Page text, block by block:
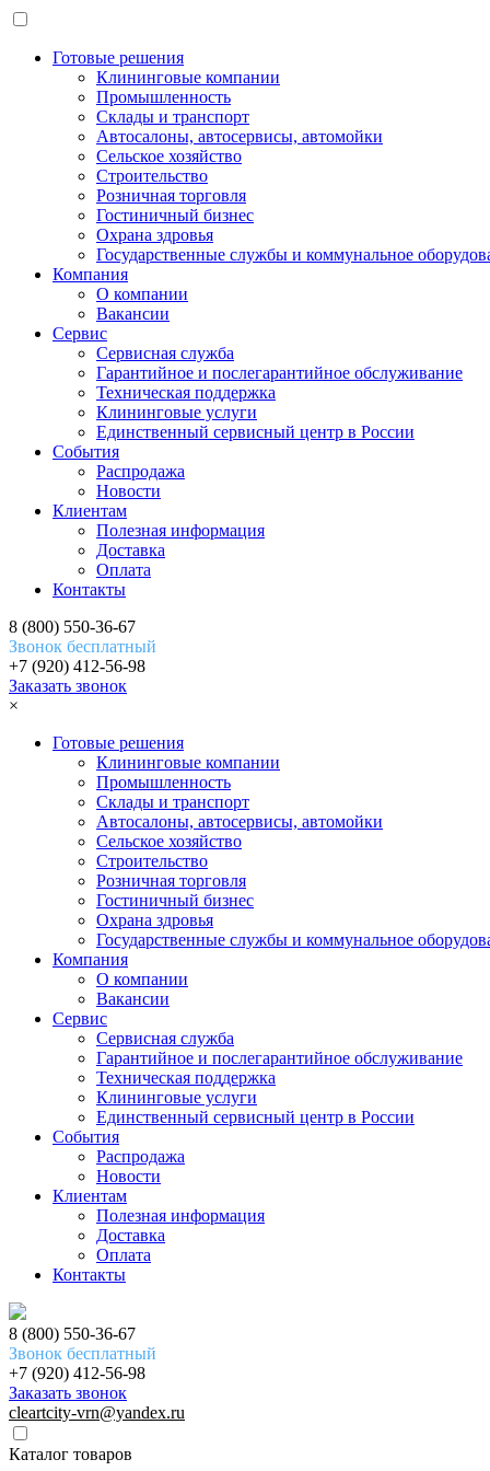
Готовые решения
Клининговые компании
Промышленность
Склады и транспорт
Автосалоны, автосервисы, автомойки
Сельское хозяйство
Строительство
Розничная торговля
Гостиничный бизнес
Охрана здровья
Государственные службы и коммунальное
Компания
О компании
Вакансии
Сервис
Сервисная служба
Гарантийное и послегарантийное обслуживание
Техническая поддержка
Клининговые услуги
Единственный сервисный центр в России
События
Распродажа
Новости
Клиентам
Полезная информация
Доставка
Оплата
Контакты
8 (800) 550-36-67
Звонок бесплатный
+7 (920) 412-56-98
Заказать звонок
×
Готовые решения
Клининговые компании
Промышленность
Склады и транспорт
Автосалоны, автосервисы, автомойки
Сельское хозяйство
Строительство
Розничная торговля
Гостиничный бизнес
Охрана здровья
Государственные службы и коммунальное
Компания
О компании
Вакансии
Сервис
Сервисная служба
Гарантийное и послегарантийное обслуживание
Техническая поддержка
Клининговые услуги
Единственный сервисный центр в России
События
Распродажа
Новости
Клиентам
Полезная информация
Доставка
Оплата
Контакты
8 (800) 550-36-67
Звонок бесплатный
+7 (920) 412-56-98
Заказать звонок
cleartcity-vrn@yandex.ru
Каталог товаров